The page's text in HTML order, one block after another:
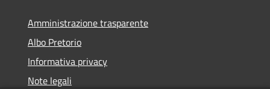
Amministrazione trasparente
Albo Pretorio
Informativa privacy
Note legali